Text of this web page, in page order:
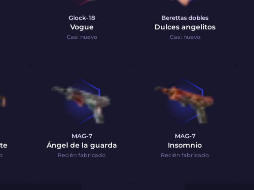
Glock-18
Vogue
Casi nuevo
Berettas dobles
Dulces angelitos
Casi nuevo
MAG-7
Ángel de la guarda
Recién fabricado
MAG-7
Insomnio
Recién fabricado